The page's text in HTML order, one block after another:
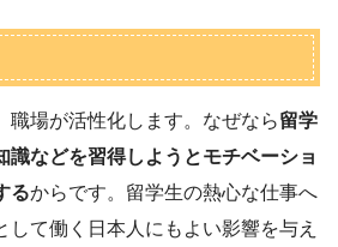
職場が活性化します。なぜなら留学
識などを習得しようとモチベーショ
るからです。留学生の熱心な仕事へ
して働く日本人にもよい影響を与え